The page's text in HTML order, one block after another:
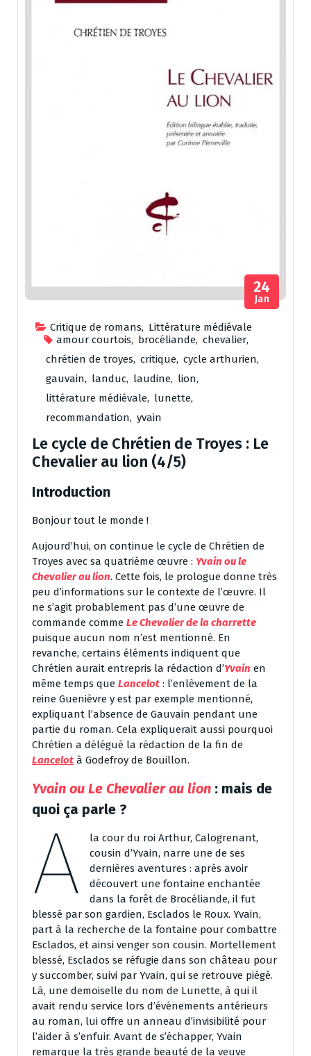
Critique de romans, Littérature médiévale
amour courtois, brocéliande, chevalier,
chrétien de troyes, critique, cycle arthurien,
gauvain, landuc, laudine, lion,
littérature médiévale, lunette,
recommandation, yvain
24
Jan
Le cycle de Chrétien de Troyes : Le
Chevalier au lion (4/5)
Introduction
Bonjour tout le monde !
Aujourd’hui, on continue le cycle de Chrétien de
Troyes avec sa quatrième œuvre : Yvain ou le
Chevalier au lion. Cette fois, le prologue donne très
peu d’informations sur le contexte de l’œuvre. Il
ne s’agit probablement pas d’une œuvre de
commande comme Le Chevalier de la charrette
puisque aucun nom n’est mentionné. En
revanche, certains éléments indiquent que
Chrétien aurait entrepris la rédaction d’Yvain en
même temps que Lancelot : l’enlèvement de la
reine Guenièvre y est par exemple mentionné,
expliquant l’absence de Gauvain pendant une
partie du roman. Cela expliquerait aussi pourquoi
Chrétien a délégué la rédaction de la fin de
Lancelot à Godefroy de Bouillon.
Yvain ou Le Chevalier au lion : mais de
quoi ça parle ?
A
la cour du roi Arthur, Calogrenant,
cousin d’Yvain, narre une de ses
dernières aventures : après avoir
découvert une fontaine enchantée
dans la forêt de Brocéliande, il fut
blessé par son gardien, Esclados le Roux. Yvain,
part à la recherche de la fontaine pour combattre
Esclados, et ainsi venger son cousin. Mortellement
blessé, Esclados se réfugie dans son château pour
y succomber, suivi par Yvain, qui se retrouve piégé.
Là, une demoiselle du nom de Lunette, à qui il
avait rendu service lors d’événements antérieurs
au roman, lui offre un anneau d’invisibilité pour
l’aider à s’enfuir. Avant de s’échapper, Yvain
remarque la très grande beauté de la veuve